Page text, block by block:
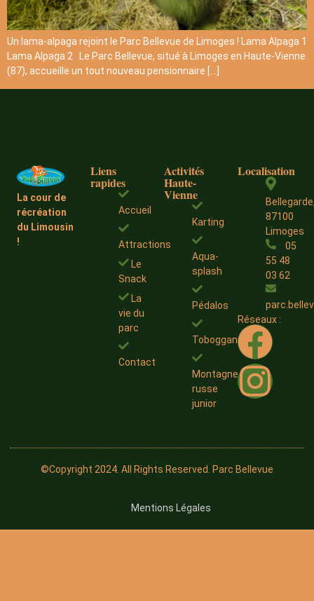
Un lama-alpaga rejoint le Parc Bellevue de Limoges ! Lama Alpaga 1
Lama Alpaga 2 Le Parc Bellevue, situé à Limoges en Haute-Vienne
(87), accueille un tout nouveau pensionnaire […]
La cour de
récréation
du Limousin
!
Liens
rapides
Accueil
Attractions
Le
Snack
La
vie du
parc
Contact
Activités
Haute-
Vienne
Karting
Aqua-
splash
Pédalos
Toboggans
Montagne
russe
junior
Localisation
87100
Limoges
05
55 48
03 62
Réseaux :
©Copyright 2024. All Rights Reserved. Parc Bellevue
Mentions Légales